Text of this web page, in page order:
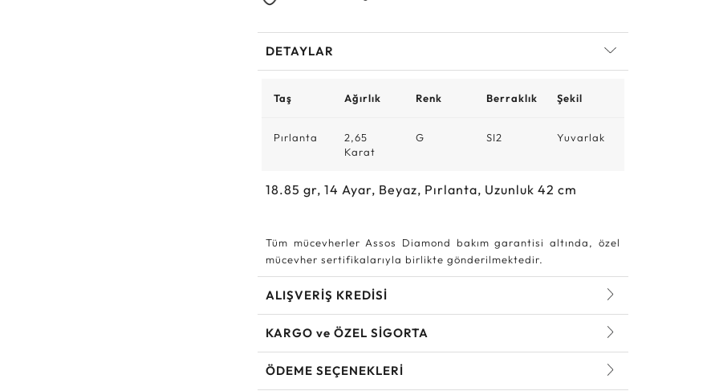
DETAYLAR
Taş Ağırlık Renk Berraklık Şekil
Pırlanta
2,65
Karat
G SI2 Yuvarlak
18.85gr,14Ayar, Beyaz, Pırlanta, Uzunluk 42 cm
Tüm mücevherler Assos Diamond bakım garantisi altında, özel
mücevher sertifikalarıyla birlikte gönderilmektedir.
ALIŞVERİŞ KREDİSİ
KARGO ve ÖZEL SİGORTA
ÖDEME SEÇENEKLERİ